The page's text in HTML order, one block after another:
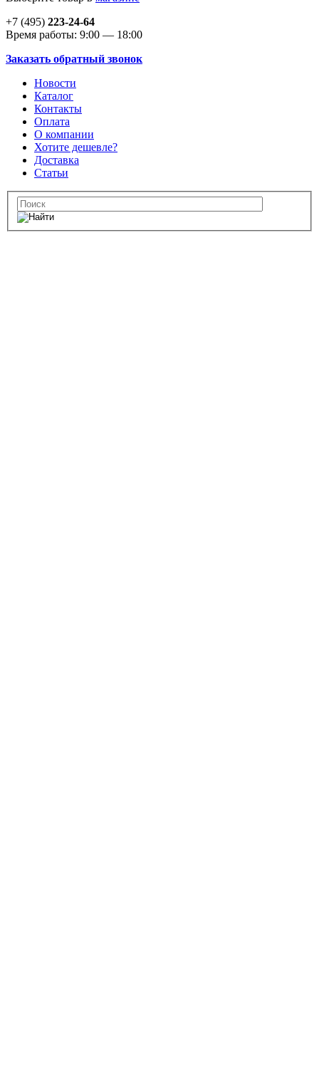
+7 (495) 223-24-64
Время работы: 9:00 — 18:00
Заказать обратный звонок
Новости
Каталог
Контакты
Оплата
О компании
Хотите дешевле?
Доставка
Статьи